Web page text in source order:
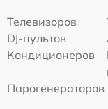
Телевизоров
DJ-пультов
Кондиционеров
Парогенераторов